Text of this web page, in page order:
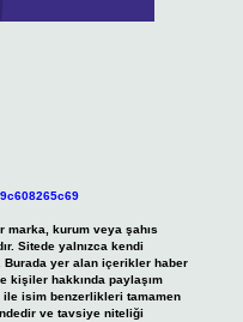
marka, kurum veya şahıs
Sitede yalnızca kendi
Burada yer alan içerikler haber
kişiler hakkında paylaşım
ile isim benzerlikleri tamamen
ve tavsiye niteliği